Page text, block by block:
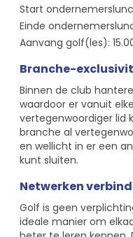
Start
Einde
Aanvang golf(les):
Branche-
Binnen de club
waardoor er vanuit
vertegenwoordiger lid
branche al
en wellicht in er een
kunt sluiten.
Netwerken
Golf is geen
ideale manier om